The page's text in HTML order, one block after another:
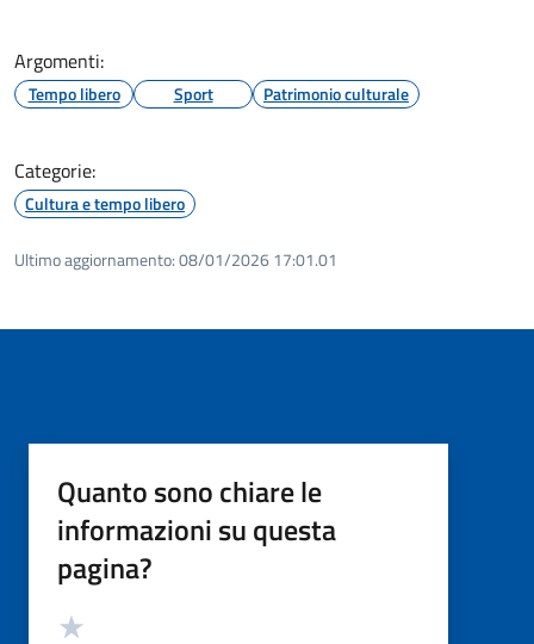
Argomenti:
Tempo libero Sport Patrimonio culturale
Categorie:
Cultura e tempo libero
Ultimo aggiornamento:08/01/2026 17:01.01
Quanto sono chiare le
informazioni su questa
pagina?
Valutazione